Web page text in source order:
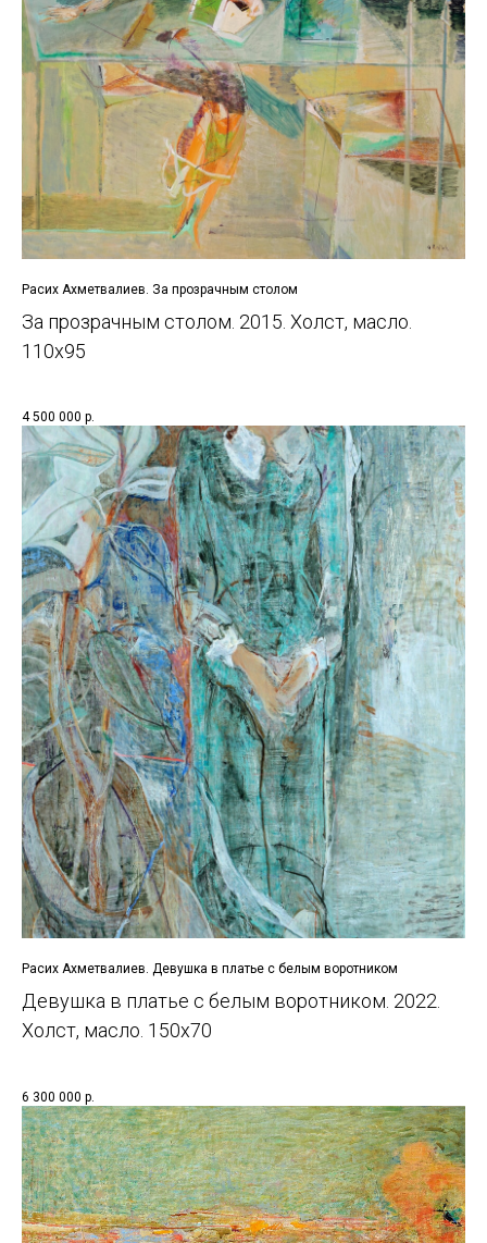
Расих Ахметвалиев. За прозрачным столом
За прозрачным столом. 2015. Холст, масло.
110х95
4 500 000 р.
Расих Ахметвалиев. Девушка в платье с белым воротником
Девушка в платье с белым воротником. 2022.
Холст, масло. 150х70
6 300 000 р.